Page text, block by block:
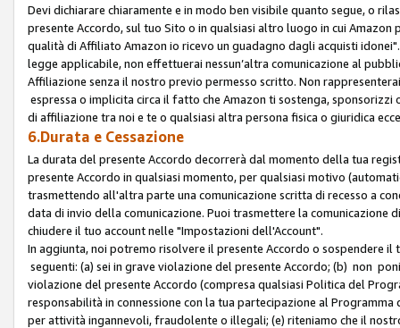
Devi dichiarare chiaramente e in modo ben visibile quanto segue, o
presente Accordo, sul tuo Sito o in qualsiasi altro luogo in cui
qualità di Affiliato Amazon io ricevo un guadagno dagli acquisti
legge applicabile, non effettuerai nessun’altra comunicazione al
Affiliazione senza il nostro previo permesso scritto. Non
espressa o implicita circa il fatto che Amazon ti sostenga,
di affiliazione tra noi e te o qualsiasi altra persona fisica o giuridica
6.Durata e Cessazione
La durata del presente Accordo decorrerà dal momento della tua
presente Accordo in qualsiasi momento, per qualsiasi motivo
trasmettendo all'altra parte una comunicazione scritta di recesso a
data di invio della comunicazione. Puoi trasmettere la
chiudere il tuo account nelle "Impostazioni dell'Account".
In aggiunta, noi potremo risolvere il presente Accordo o sospendere
seguenti: (a) sei in grave violazione del presente Accordo; (b) non
violazione del presente Accordo (compresa qualsiasi Politica del
responsabilità in connessione con la tua partecipazione al
per attività ingannevoli, fraudolente o illegali; (e) riteniamo che il